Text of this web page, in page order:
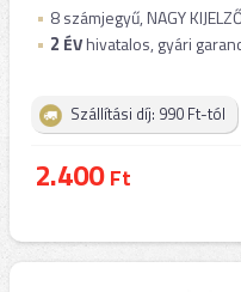
8 számjegyű, NAGY
2 ÉVhivatalos, gyári
Szállítási díj: 990 Ft-tól
2.400Ft